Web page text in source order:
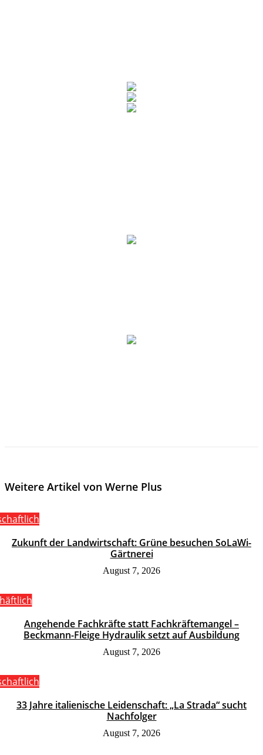
Weitere Artikel von Werne Plus
Zukunft der Landwirtschaft: Grüne besuchen SoLaWi-
Gärtnerei
August 7, 2026
Angehende Fachkräfte statt Fachkräftemangel –
Beckmann-Fleige Hydraulik setzt auf Ausbildung
August 7, 2026
33 Jahre italienische Leidenschaft: „La Strada“ sucht
Nachfolger
August 7, 2026